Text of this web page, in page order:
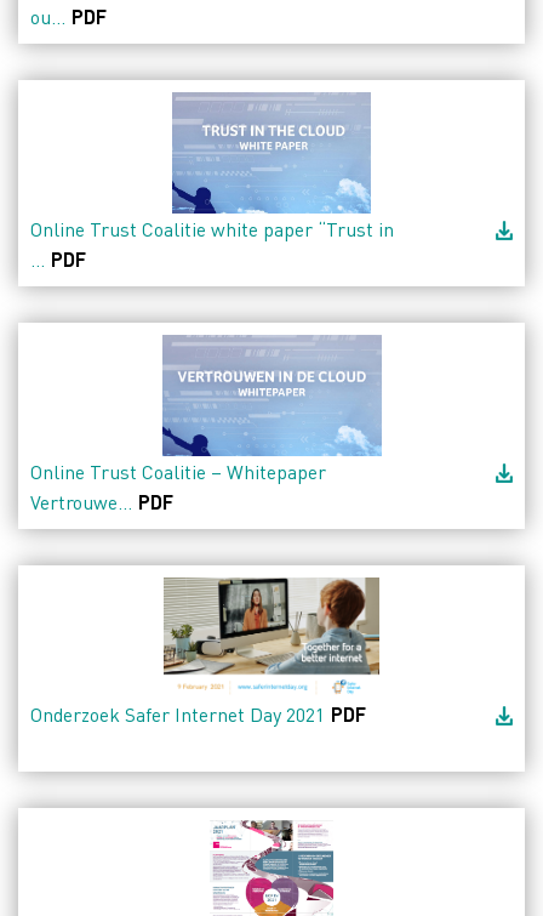
ou...
PDF
Online Trust Coalitie white paper “Trust in
PDF
Online Trust Coalitie – Whitepaper
Vertrouwe...
PDF
Onderzoek Safer Internet Day 2021 PDF